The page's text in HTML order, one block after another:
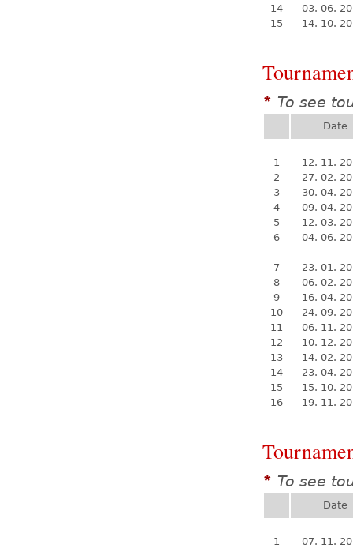
14
03. 06.
15
14. 10.
* To see
Date
1
12. 11.
2
27. 02.
3
30. 04.
4
09. 04.
5
12. 03.
6
04. 06.
7
23. 01.
8
06. 02.
9
16. 04.
10
24. 09.
11
06. 11.
12
10. 12.
13
14. 02.
14
23. 04.
15
15. 10.
16
19. 11.
* To see
Date
1
07. 11.